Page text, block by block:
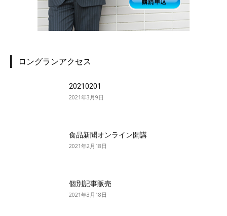
ロングランアクセス
20210201
2021年3月9日
食品新聞オンライン開講
2021年2月18日
個別記事販売
2021年3月18日